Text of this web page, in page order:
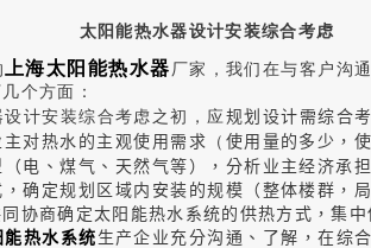
太阳能热水器设计安装综合考虑
上海太阳能热水器 厂家，我们在与客户沟
个方面：
计安装综合考虑之初，应规划设计需综合
对热水的主观使用需求 （ 使用量的多少，
电、煤气、天然气等），分析业主经济承
确定规划区域内安装的规模（整体楼群，
协商确定太阳能热水系统的供热方式，集中
能热水系统 生产企业充分沟通、了解，在综